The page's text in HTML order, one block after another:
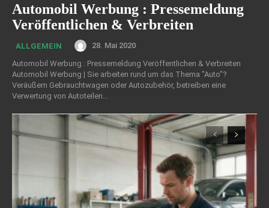
Automobil Werbung : Pressemeldung
Veröffentlichen & Verbreiten
ALLGEMEIN
28. Mai 2020
Automobil Werbung : Pressemeldung Veröffentlichen & Verbreiten
Automobil Werbung | Sie arbeiten rund um das Thema "Auto"?
Veräußern Gebrauchtwagen oder Autozubehör, betreiben eine
Verwertung von Autoteilen...